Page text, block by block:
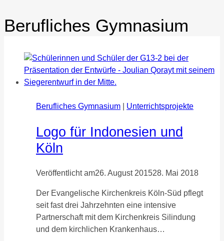
Berufliches Gymnasium
Berufliches Gymnasium Unterrichtsprojekte
Logo für Indonesien und
Köln
Veröffentlicht am26. August 201528. Mai 2018
Der Evangelische Kirchenkreis Köln-Süd pflegt
seit fast drei Jahrzehnten eine intensive
Partnerschaft mit dem Kirchenkreis Silindung
und dem kirchlichen Krankenhaus…